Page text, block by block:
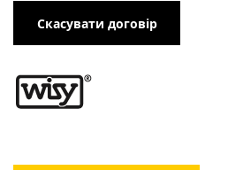
Скасувати договір